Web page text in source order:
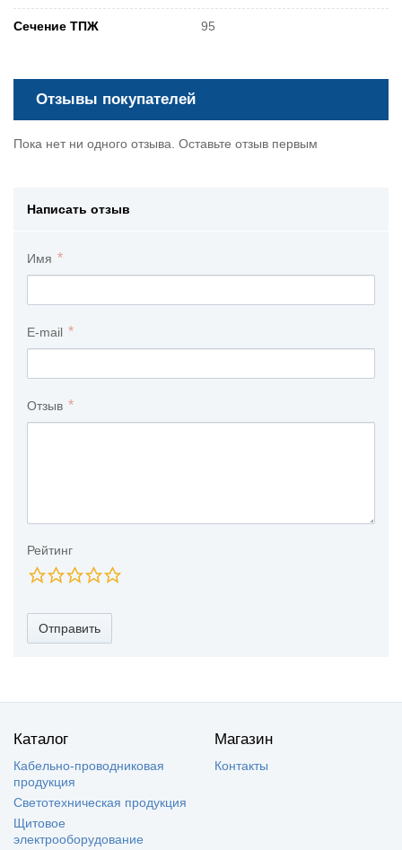
Сечение ТПЖ 95
Отзывы покупателей
Пока нет ни одного отзыва. Оставьте отзыв первым
Написать отзыв
Имя
E-mail
Отзыв
Рейтинг
Отправить
Каталог
Кабельно-проводниковая
продукция
Светотехническая продукция
Щитовое
электрооборудование
Магазин
Контакты